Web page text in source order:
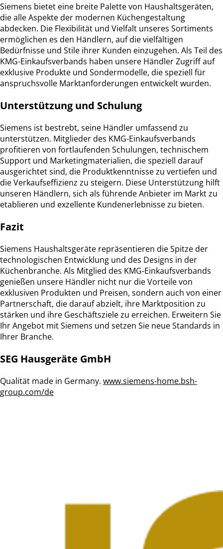
Siemens bietet eine breite Palette von Haushaltsgeräten,
die alle Aspekte der modernen Küchengestaltung
abdecken. Die Flexibilität und Vielfalt unseres Sortiments
ermöglichen es den Händlern, auf die vielfältigen
Bedürfnisse und Stile ihrer Kunden einzugehen. Als Teil des
KMG-Einkaufsverbands haben unsere Händler Zugriff auf
exklusive Produkte und Sondermodelle, die speziell für
anspruchsvolle Marktanforderungen entwickelt wurden.
Unterstützung und Schulung
Siemens ist bestrebt, seine Händler umfassend zu
unterstützen. Mitglieder des KMG-Einkaufsverbands
profitieren von fortlaufenden Schulungen, technischem
Support und Marketingmaterialien, die speziell darauf
ausgerichtet sind, die Produktkenntnisse zu vertiefen und
die Verkaufseffizienz zu steigern. Diese Unterstützung hilft
unseren Händlern, sich als führende Anbieter im Markt zu
etablieren und exzellente Kundenerlebnisse zu bieten.
Fazit
Siemens Haushaltsgeräte repräsentieren die Spitze der
technologischen Entwicklung und des Designs in der
Küchenbranche. Als Mitglied des KMG-Einkaufsverbands
genießen unsere Händler nicht nur die Vorteile von
exklusiven Produkten und Preisen, sondern auch von einer
Partnerschaft, die darauf abzielt, ihre Marktposition zu
stärken und ihre Geschäftsziele zu erreichen. Erweitern Sie
Ihr Angebot mit Siemens und setzen Sie neue Standards in
Ihrer Branche.
SEG Hausgeräte GmbH
Qualität made in Germany. www.siemens-home.bsh-
group.com/de